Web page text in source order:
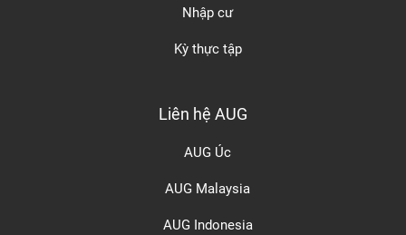
Nhập cư
Kỳ thực tập
Liên hệ AUG
AUG Úc
AUG Malaysia
AUG Indonesia